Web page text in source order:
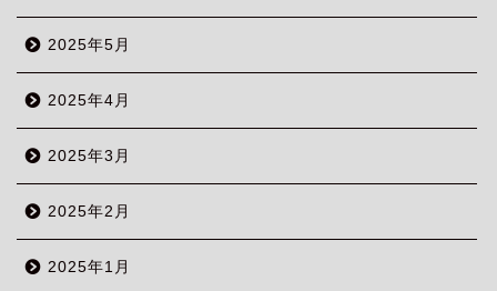
2025年5月
2025年4月
2025年3月
2025年2月
2025年1月